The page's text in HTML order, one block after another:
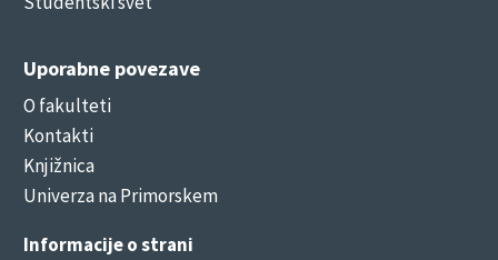
Uporabne povezave
O fakulteti
Kontakti
Knjižnica
Univerza na Primorskem
Informacije o strani